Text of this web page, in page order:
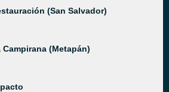
(San Salvador)
Campirana (Metapán)